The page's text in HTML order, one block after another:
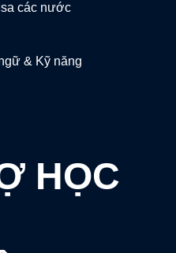
các nước
& Kỹ năng
HỌC